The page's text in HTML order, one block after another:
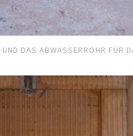
DAS ABWASSERROHR FÜR